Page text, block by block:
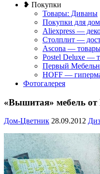
❥ Покупки
Товары: Диваны
Покупки для
Aliexpress —
Столплит —
Ascona —
Postel Deluxe —
Первый
HOFF —
Фотогалерея
«Вышитая» мебель
Дом-Цветник 28.09.2012